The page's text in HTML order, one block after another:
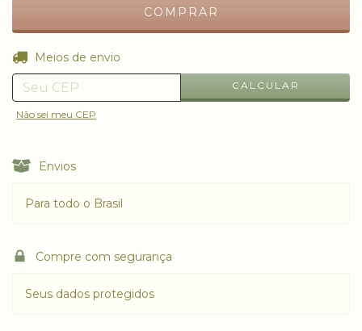
Entregas para o CEP:
Meios de envio
CALCULAR
Não sei meu CEP
Envios
Para todo o Brasil
Compre com segurança
Seus dados protegidos